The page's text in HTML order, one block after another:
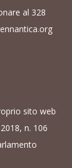
al 328
sito web
n. 106